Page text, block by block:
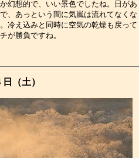
幻想的で、いい景色でしたね。日があ
、あっという間に気嵐は流れてなくな
冷え込みと同時に空気の乾燥も戻って
当に朝イチが勝負ですね。
日（土）